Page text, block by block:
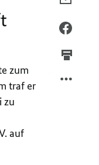
zum
traf er
zu
auf